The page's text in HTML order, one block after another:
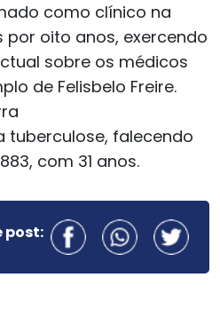
como clínico na
por oito anos, exercendo
sobre os médicos
de Felisbelo Freire.
tuberculose, falecendo
com 31 anos.
post: